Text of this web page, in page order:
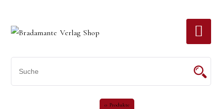
content
0 Produkte